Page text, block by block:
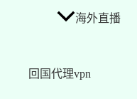
海外直播
回国代理vpn